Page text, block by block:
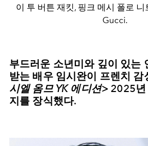
이 투 버튼 재킷, 핑크 메시 폴로 니
Gucci.
부드러운 소년미와 깊이 있는
받는 배우 임시완이 프렌치 감
시엘 옴므YK 에디션> 2025
지를 장식했다.